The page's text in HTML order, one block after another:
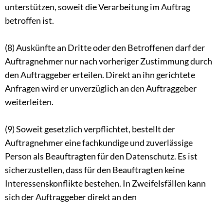
unterstützen, soweit die Verarbeitung im Auftrag
betroffen ist.
(8) Auskünfte an Dritte oder den Betroffenen darf der
Auftragnehmer nur nach vorheriger Zustimmung durch
den Auftraggeber erteilen. Direkt an ihn gerichtete
Anfragen wird er unverzüglich an den Auftraggeber
weiterleiten.
(9) Soweit gesetzlich verpflichtet, bestellt der
Auftragnehmer eine fachkundige und zuverlässige
Person als Beauftragten für den Datenschutz. Es ist
sicherzustellen, dass für den Beauftragten keine
Interessenskonflikte bestehen. In Zweifelsfällen kann
sich der Auftraggeber direkt an den